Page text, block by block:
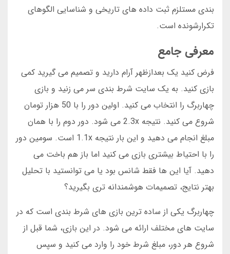
بندی مستلزم ثبت داده های تاریخی و شناسایی الگوهای
تکرارشونده است.
معرفی جامع
فرض کنید یک بعدازظهر آرام دارید و تصمیم می گیرید کمی
بازی کنید. به یک سایت شرط بندی سر می زنید و بازی
چهاربرگ را انتخاب می کنید. اولین دور را با 50 هزار تومان
شروع می کنید. نتیجه 2.3x می شود. دور دوم را با همان
مبلغ انجام می دهید و این بار نتیجه 1.1x است. سومین دور
را با احتیاط بیشتری بازی می کنید اما باز هم باخت می
دهید. آیا این ها فقط شانس بود یا می توانستید با تحلیل
بهتر نتایج، تصمیمات هوشمندانه تری بگیرید؟
چهاربرگ یکی از ساده ترین بازی های شرط بندی است که در
سایت های مختلف ارائه می شود. در این بازی، شما قبل از
شروع هر دور، مبلغ شرط خود را وارد می کنید و سپس